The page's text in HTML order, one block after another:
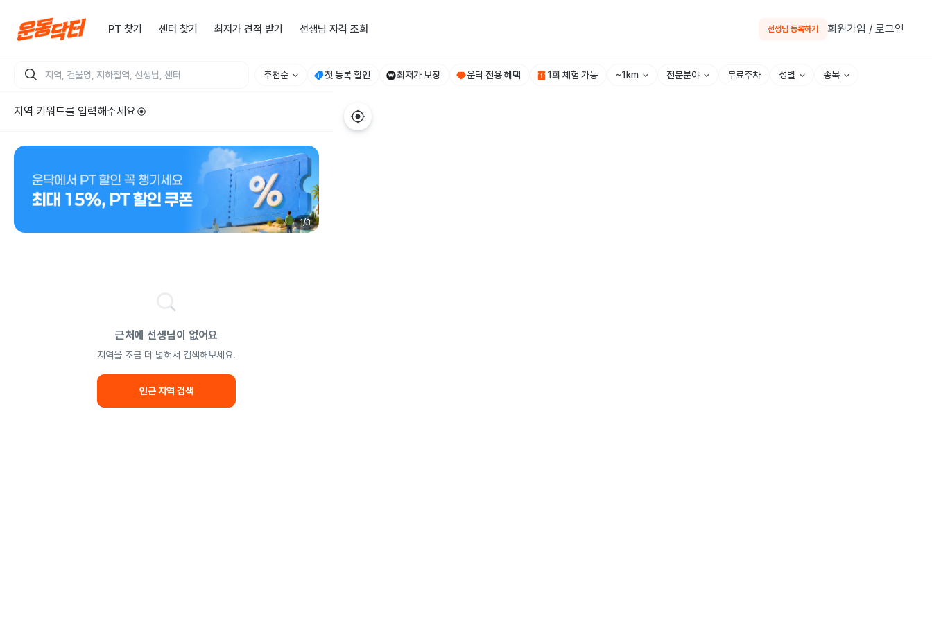
PT 찾기 센터 찾기 최저가 견적 받기 선생님 자격 조회 선생님 등록하기 회원가입 / 로그인
추천순 첫 등록 할인 최저가 보장 운닥 전용 혜택 1회 체험 가능 ~1km 전문분야 무료주차 성별 종목
지역 키워드를 입력해주세요
1/3
근처에 선생님이 없어요
지역을 조금 더 넓혀서 검색해보세요.
인근 지역 검색